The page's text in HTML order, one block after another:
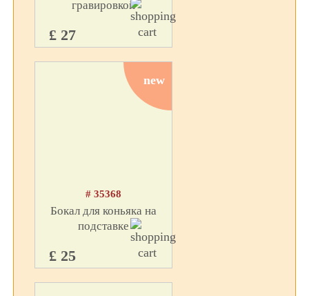
гравировкой
£ 27
new
# 35368
Бокал для коньяка на
подставке
£ 25